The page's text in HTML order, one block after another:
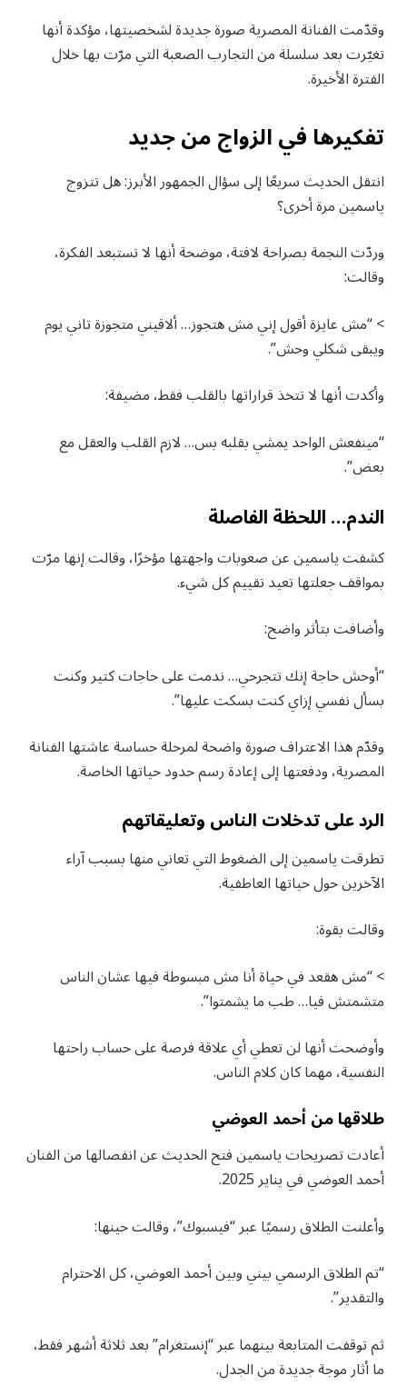
وقدّمت الفنانة المصرية صورة جديدة لشخصيتها، مؤكدة أنها
تغيّرت بعد سلسلة من التجارب الصعبة التي مرّت بها خلال
الفترة الأخيرة.
تفكيرها في الزواج من جديد
انتقل الحديث سريعًا إلى سؤال الجمهور الأبرز: هل تتزوج
ياسمين مرة أخرى؟
وردّت النجمة بصراحة لافتة، موضحة أنها لا تستبعد الفكرة،
وقالت:
> “مش عايزة أقول إني مش هتجوز… ألاقيني متجوزة تاني يوم
ويبقى شكلي وحش”.
وأكدت أنها لا تتخذ قراراتها بالقلب فقط، مضيفة:
“مينفعش الواحد يمشي بقلبه بس… لازم القلب والعقل مع
بعض”.
الندم… اللحظة الفاصلة
كشفت ياسمين عن صعوبات واجهتها مؤخرًا، وقالت إنها مرّت
بمواقف جعلتها تعيد تقييم كل شيء.
وأضافت بتأثر واضح:
“أوحش حاجة إنك تتجرحي… ندمت على حاجات كتير وكنت
بسأل نفسي إزاي كنت بسكت عليها”.
وقدّم هذا الاعتراف صورة واضحة لمرحلة حساسة عاشتها الفنانة
المصرية، ودفعتها إلى إعادة رسم حدود حياتها الخاصة.
الرد على تدخلات الناس وتعليقاتهم
تطرقت ياسمين إلى الضغوط التي تعاني منها بسبب آراء
الآخرين حول حياتها العاطفية.
وقالت بقوة:
> “مش هقعد في حياة أنا مش مبسوطة فيها عشان الناس
متشمتش فيا… طب ما يشمتوا”.
وأوضحت أنها لن تعطي أي علاقة فرصة على حساب راحتها
النفسية، مهما كان كلام الناس.
طلاقها من أحمد العوضي
أعادت تصريحات ياسمين فتح الحديث عن انفصالها من الفنان
أحمد العوضي في يناير 2025.
وأعلنت الطلاق رسميًا عبر “فيسبوك”، وقالت حينها:
“تم الطلاق الرسمي بيني وبين أحمد العوضي، كل الاحترام
والتقدير”.
ثم توقفت المتابعة بينهما عبر “إنستغرام” بعد ثلاثة أشهر فقط،
ما أثار موجة جديدة من الجدل.